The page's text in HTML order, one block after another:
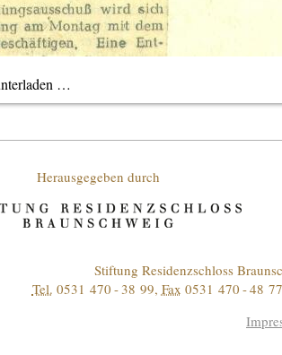
…
Herausgegeben durch
Stiftung Residenzschloss
Tel. 0531 470 - 38 99, Fax 0531 470 - 48